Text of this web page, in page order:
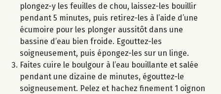
plongez-y les feuilles de chou, laissez-les bouillir
pendant 5 minutes, puis retirez-les à l’aide d’une
écumoire pour les plonger aussitôt dans une
bassine d’eau bien froide. Egouttez-les
soigneusement, puis épongez-les sur un linge.
Faites cuire le boulgour à l’eau bouillante et salée
pendant une dizaine de minutes, égouttez-le
soigneusement. Pelez et hachez finement 1 oignon